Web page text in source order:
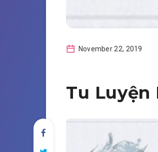
November 22, 2019
Tu Luyện